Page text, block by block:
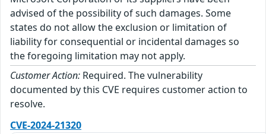
advised of the possibility of such damages. Some
states do not allow the exclusion or limitation of
liability for consequential or incidental damages so
the foregoing limitation may not apply.
Customer Action: Required. The vulnerability
documented by this CVE requires customer action to
resolve.
CVE-2024-21320